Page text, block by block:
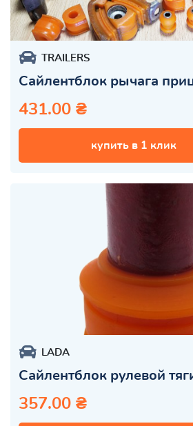
TRAILERS
Сайлентблок рычага
431.00 ₴
купить в 1 клик
LADA
Сайлентблок рулевой
357.00 ₴